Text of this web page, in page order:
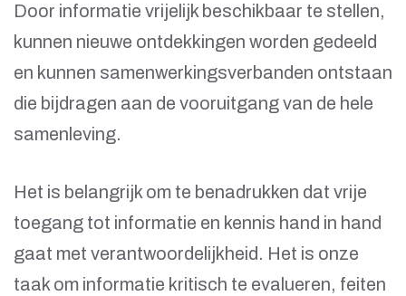
Door informatie vrijelijk beschikbaar te stellen,
kunnen nieuwe ontdekkingen worden gedeeld
en kunnen samenwerkingsverbanden ontstaan
die bijdragen aan de vooruitgang van de hele
samenleving.
Het is belangrijk om te benadrukken dat vrije
toegang tot informatie en kennis hand in hand
gaat met verantwoordelijkheid. Het is onze
taak om informatie kritisch te evalueren, feiten